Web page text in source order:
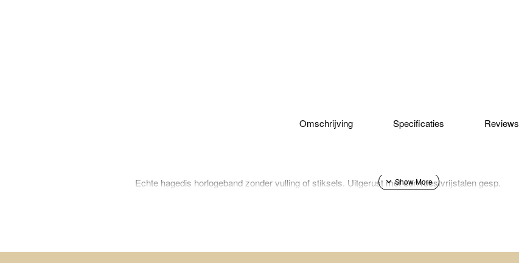
Omschrijving Specificaties Reviews
Echte hagedis horlogeband zonder vulling of stiksels. Uitgerust met een roestvrijstalen gesp.